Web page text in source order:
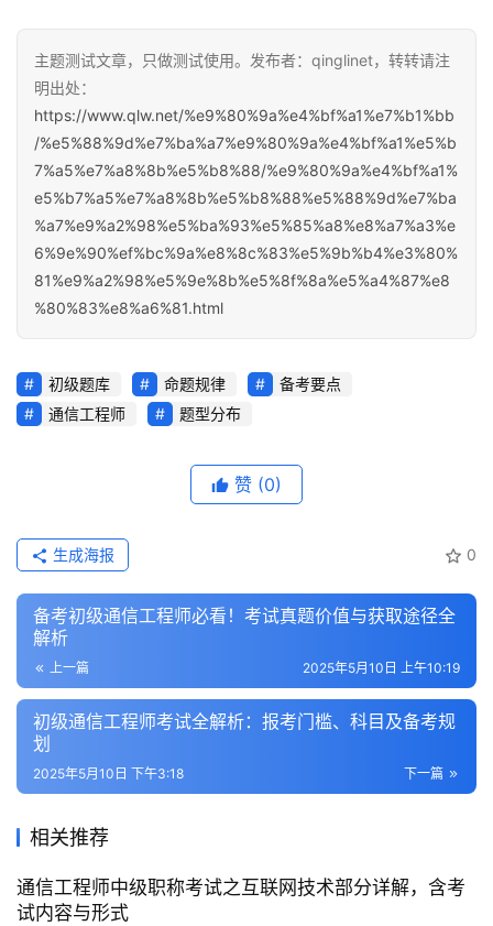
主题测试文章，只做测试使用。发布者：qinglinet，转转请注
明出处：
https://www.qlw.net/%e9%80%9a%e4%bf%a1%e7%b1%bb
/%e5%88%9d%e7%ba%a7%e9%80%9a%e4%bf%a1%e5%b
7%a5%e7%a8%8b%e5%b8%88/%e9%80%9a%e4%bf%a1%
e5%b7%a5%e7%a8%8b%e5%b8%88%e5%88%9d%e7%ba
%a7%e9%a2%98%e5%ba%93%e5%85%a8%e8%a7%a3%e
6%9e%90%ef%bc%9a%e8%8c%83%e5%9b%b4%e3%80%
81%e9%a2%98%e5%9e%8b%e5%8f%8a%e5%a4%87%e8
%80%83%e8%a6%81.html
初级题库 命题规律
备考要点
通信工程师
题型分布
赞 (0)
0
生成海报
备考初级通信工程师必看！考试真题价值与获取途径全
解析
上一篇 2025年5月10日 上午10:19
初级通信工程师考试全解析：报考门槛、科目及备考规
划
下一篇
2025年5月10日 下午3:18
相关推荐
通信工程师中级职称考试之互联网技术部分详解，含考
试内容与形式